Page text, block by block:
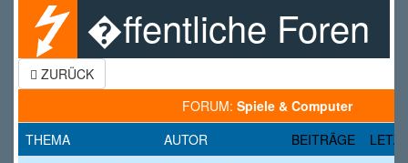
�ffentliche Foren
ZURÜCK
FORUM: Spiele & Computer
THEMA
AUTOR BEITRÄGE